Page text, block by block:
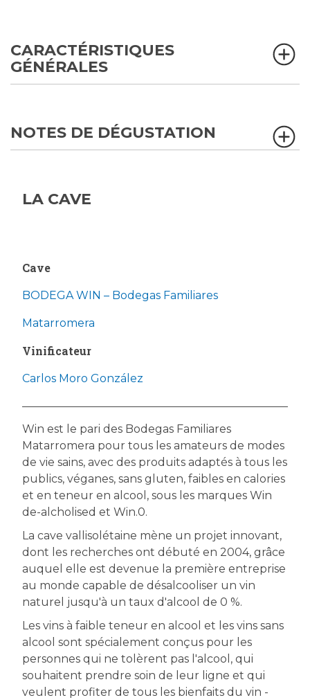
CARACTÉRISTIQUES
GÉNÉRALES
NOTES DE DÉGUSTATION
LA CAVE
Cave
BODEGA WIN – Bodegas Familiares
Matarromera
Vinificateur
Carlos Moro González
Win est le pari des Bodegas Familiares
Matarromera pour tous les amateurs de modes
de vie sains, avec des produits adaptés à tous les
publics, véganes, sans gluten, faibles en calories
et en teneur en alcool, sous les marques Win
de-alcholised et Win.0.
La cave vallisolétaine mène un projet innovant,
dont les recherches ont débuté en 2004, grâce
auquel elle est devenue la première entreprise
au monde capable de désalcooliser un vin
naturel jusqu'à un taux d'alcool de 0 %.
Les vins à faible teneur en alcool et les vins sans
alcool sont spécialement conçus pour les
personnes qui ne tolèrent pas l'alcool, qui
souhaitent prendre soin de leur ligne et qui
veulent profiter de tous les bienfaits du vin -